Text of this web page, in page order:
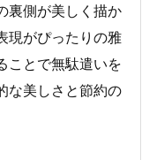
裏側が美しく描か
現がぴったりの雅
ことで無駄遣いを
な美しさと節約の